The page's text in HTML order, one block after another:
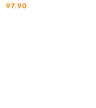
Cena:
97.90